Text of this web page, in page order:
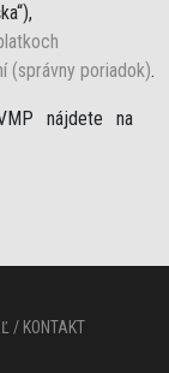
(správny poriadok).
nájdete na
/ KONTAKT